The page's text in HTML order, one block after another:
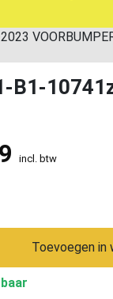
B1-
incl. btw
Toevoegen in